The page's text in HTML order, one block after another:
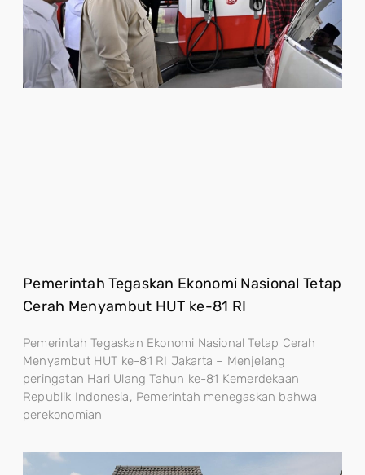
Pemerintah Tegaskan Ekonomi Nasional Tetap
Cerah Menyambut HUT ke-81 RI
Pemerintah Tegaskan Ekonomi Nasional Tetap Cerah
Menyambut HUT ke-81 RI Jakarta – Menjelang
peringatan Hari Ulang Tahun ke-81 Kemerdekaan
Republik Indonesia, Pemerintah menegaskan bahwa
perekonomian